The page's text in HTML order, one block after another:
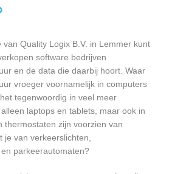
Quality Logix B.V. in Lemmer kunt
software bedrijven
en de data die daarbij hoort. Waar
vroeger voornamelijk in computers
tegenwoordig in veel meer
laptops en tablets, maar ook in
thermostaten zijn voorzien van
van verkeerslichten,
parkeerautomaten?